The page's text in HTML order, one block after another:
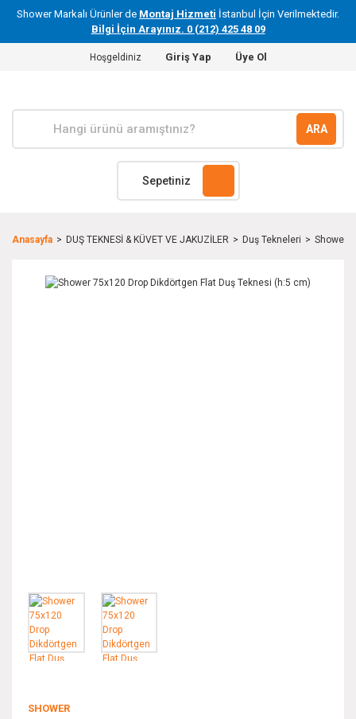
Shower Markalı Ürünler de Montaj Hizmeti İstanbul İçin Verilmektedir.
Bilgi İçin Arayınız. 0 (212) 425 48 09
Hoşgeldiniz Giriş Yap Üye Ol
ARA
Sepetiniz
Anasayfa DUŞ TEKNESİ & KÜVET VE JAKUZİLER Duş Tekneleri Shower
SHOWER